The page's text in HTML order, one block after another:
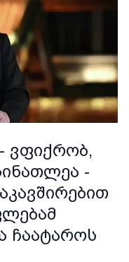
ვფიქრობ,
-
ჩაატაროს